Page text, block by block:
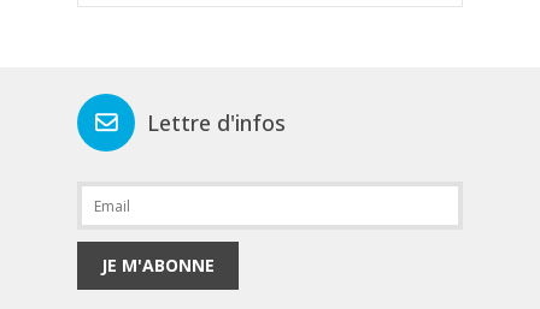
Lettre d'infos
JE M'ABONNE